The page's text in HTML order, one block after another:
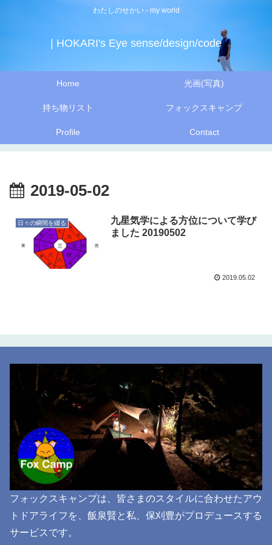
わたしのせかい - my world
| HOKARI's Eye sense/design/code
Home 光画(写真)
持ち物リスト フォックスキャンプ
Profile Contact
2019-05-02
日々の瞬間を綴る
九星気学による方位について学び
ました 20190502
2019.05.02
フォックスキャンプは、皆さまのスタイルに合わせたアウ
トドアライフを、飯泉賢と私、保刈豊がプロデュースする
サービスです。